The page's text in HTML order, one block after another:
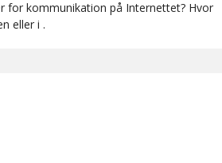
for kommunikation på Internettet? Hvor
eller i .